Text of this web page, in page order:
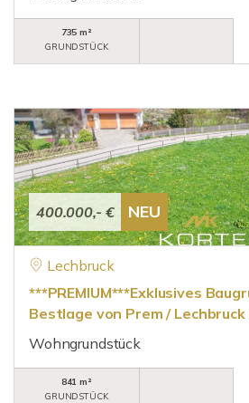
735 m²
GRUNDSTÜCK
400.000,- € NEU
Lechbruck
***PREMIUM***Exklusives
Bestlage von Prem / Lechbruck
Wohngrundstück
841 m²
GRUNDSTÜCK